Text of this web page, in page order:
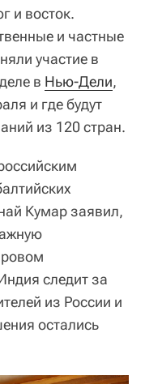
и восток.
и частные
участие в
в Нью-Дели,
и где будут
из 120 стран.
Кумар заявил,
следит за
из России и
остались